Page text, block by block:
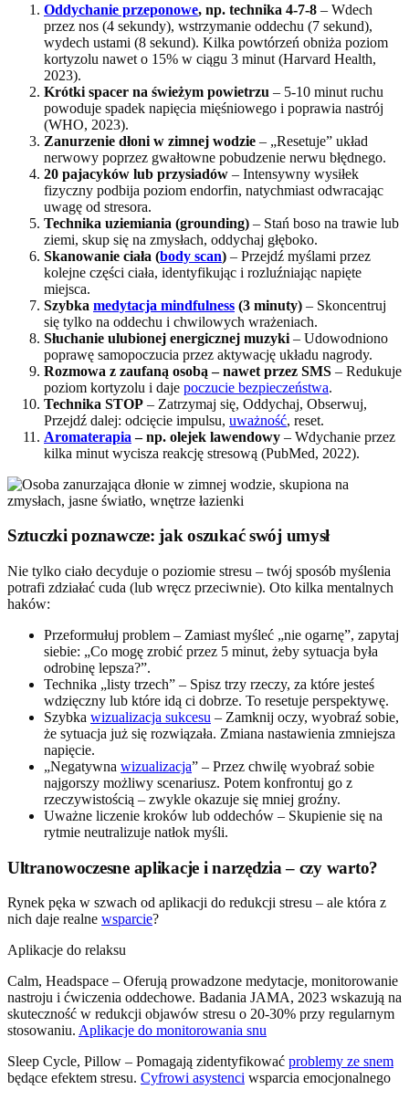
Oddychanie przeponowe, np. technika 4-7-8 – Wdech
przez nos (4 sekundy), wstrzymanie oddechu (7 sekund),
wydech ustami (8 sekund). Kilka powtórzeń obniża poziom
kortyzolu nawet o 15% w ciągu 3 minut (Harvard Health,
2023).
Krótki spacer na świeżym powietrzu – 5-10 minut ruchu
powoduje spadek napięcia mięśniowego i poprawia nastrój
(WHO, 2023).
Zanurzenie dłoni w zimnej wodzie – „Resetuje” układ
nerwowy poprzez gwałtowne pobudzenie nerwu błędnego.
20 pajacyków lub przysiadów – Intensywny wysiłek
fizyczny podbija poziom endorfin, natychmiast odwracając
uwagę od stresora.
Technika uziemiania (grounding) – Stań boso na trawie lub
ziemi, skup się na zmysłach, oddychaj głęboko.
Skanowanie ciała (body scan) – Przejdź myślami przez
kolejne części ciała, identyfikując i rozluźniając napięte
miejsca.
Szybka medytacja mindfulness (3 minuty) – Skoncentruj
się tylko na oddechu i chwilowych wrażeniach.
Słuchanie ulubionej energicznej muzyki – Udowodniono
poprawę samopoczucia przez aktywację układu nagrody.
Rozmowa z zaufaną osobą – nawet przez SMS – Redukuje
poziom kortyzolu i daje poczucie bezpieczeństwa.
Technika STOP – Zatrzymaj się, Oddychaj, Obserwuj,
Przejdź dalej: odcięcie impulsu, uważność, reset.
Aromaterapia – np. olejek lawendowy – Wdychanie przez
kilka minut wycisza reakcję stresową (PubMed, 2022).
Sztuczki poznawcze: jak oszukać swój umysł
Nie tylko ciało decyduje o poziomie stresu – twój sposób myślenia
potrafi zdziałać cuda (lub wręcz przeciwnie). Oto kilka mentalnych
haków:
Przeformułuj problem – Zamiast myśleć „nie ogarnę”, zapytaj
siebie: „Co mogę zrobić przez 5 minut, żeby sytuacja była
odrobinę lepsza?”.
Technika „listy trzech” – Spisz trzy rzeczy, za które jesteś
wdzięczny lub które idą ci dobrze. To resetuje perspektywę.
Szybka wizualizacja sukcesu – Zamknij oczy, wyobraź sobie,
że sytuacja już się rozwiązała. Zmiana nastawienia zmniejsza
napięcie.
„Negatywna wizualizacja” – Przez chwilę wyobraź sobie
najgorszy możliwy scenariusz. Potem konfrontuj go z
rzeczywistością – zwykle okazuje się mniej groźny.
Uważne liczenie kroków lub oddechów – Skupienie się na
rytmie neutralizuje natłok myśli.
Ultranowoczesne aplikacje i narzędzia – czy warto?
Rynek pęka w szwach od aplikacji do redukcji stresu – ale która z
nich daje realne wsparcie?
Aplikacje do relaksu
Calm, Headspace – Oferują prowadzone medytacje, monitorowanie
nastroju i ćwiczenia oddechowe. Badania JAMA, 2023 wskazują na
skuteczność w redukcji objawów stresu o 20-30% przy regularnym
stosowaniu. Aplikacje do monitorowania snu
Sleep Cycle, Pillow – Pomagają zidentyfikować problemy ze snem
będące efektem stresu. Cyfrowi asystenci wsparcia emocjonalnego